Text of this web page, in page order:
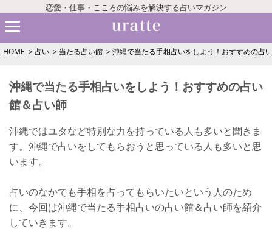
恋愛・仕事・こころの悩みを解決する占いマガジン
HOME 占い 当たる占い館 沖縄で当たる手相占いをしよう！おすすめの占
沖縄で当たる手相占いをしよう！おすすめの占い
館＆占い師
沖縄ではユタなど特別な力を持っている人も多いと聞きま
す。沖縄で占いをしてもらおうと思っている人も多いと思
います。
占いのなかでも手相を占ってもらいたいという人のため
に、今回は沖縄で当たる手相占いの占い館＆占い師を紹介
していきます。